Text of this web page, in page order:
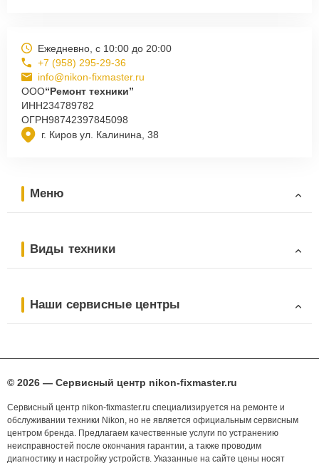
г. Киров ул. Калинина, 38
Ежедневно, с 10:00 до 20:00
+7 (958) 295-29-36
info@nikon-fixmaster.ru
ООО“Ремонт техники”
ИНН234789782
ОГРН98742397845098
Меню
Виды техники
Наши сервисные центры
© 2026 — Сервисный центр nikon-fixmaster.ru
Сервисный центр nikon-fixmaster.ru специализируется на ремонте и
обслуживании техники Nikon, но не является официальным сервисным
центром бренда. Предлагаем качественные услуги по устранению
неисправностей после окончания гарантии, а также проводим
диагностику и настройку устройств. Указанные на сайте цены носят